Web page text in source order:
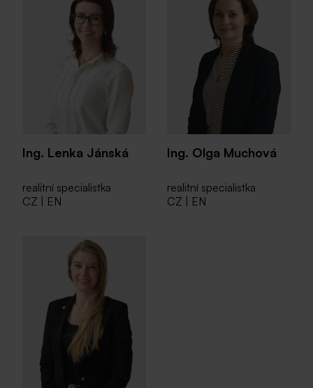
Ing. Lenka Jánská
realitní specialistka
CZ | EN
Ing. Olga Muchová
realitní specialistka
CZ | EN